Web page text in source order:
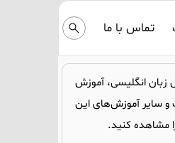
تماس با ما
زبان انگلیسی، آموزش
و سایر آموزش‌های این
مشاهده کنید.